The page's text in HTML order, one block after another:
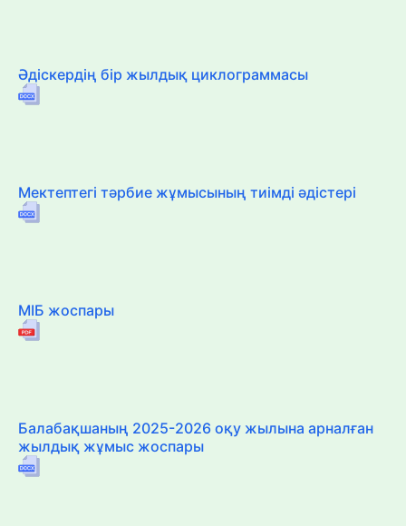
Әдіскердің бір жылдық циклограммасы
Мектептегі тәрбие жұмысының тиімді әдістері
МІБ жоспары
Балабақшаның 2025-2026 оқу жылына арналған
жылдық жұмыс жоспары